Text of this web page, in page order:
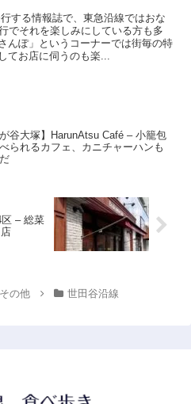
する情報誌で、東急沿線ではおな
でそれを楽しみにしている方も多
んぽ」というコーナーでは街毎の特
てお店に伺うのも楽...
が谷大塚】HarunAtsu Café – 小籠包
られるカフェ、カニチャーハンも
区 – 総菜
の他 世田谷沿線